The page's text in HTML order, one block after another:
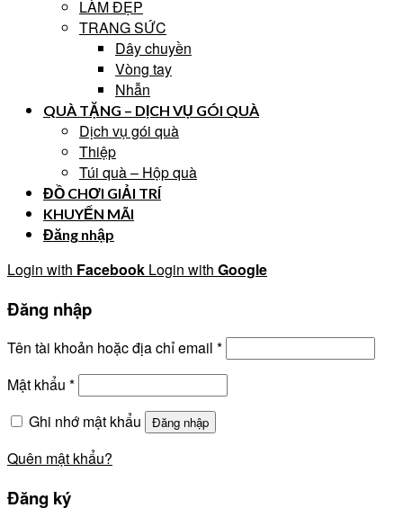
LÀM ĐẸP
TRANG SỨC
Dây chuyền
Vòng tay
Nhẫn
QUÀ TẶNG – DỊCH VỤ GÓI QUÀ
Dịch vụ gói quà
Thiệp
Túi quà – Hộp quà
ĐỒ CHƠI GIẢI TRÍ
KHUYẾN MÃI
Đăng nhập
Login with Facebook Login with Google
Đăng nhập
Tên tài khoản hoặc địa chỉ email *
Mật khẩu *
Ghi nhớ mật khẩu
Đăng nhập
Quên mật khẩu?
Đăng ký